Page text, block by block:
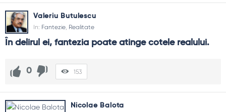
Valeriu Butulescu
In: Fantezie Realitate
În delirul ei, fantezia poate atinge cotele realului.
0 153
Nicolae Balota